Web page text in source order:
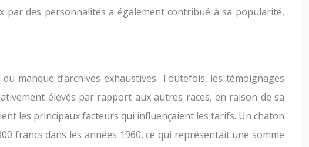
par des personnalités a également contribué à sa popularité,
manque d’archives exhaustives. Toutefois, les témoignages
élevés par rapport aux autres races, en raison de sa
les principaux facteurs qui influençaient les tarifs. Un chaton
francs dans les années 1960, ce qui représentait une somme